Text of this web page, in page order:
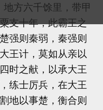
方六千馀里，带甲
支十年，此霸王之
强则秦弱，秦强则
王计，莫如从亲以
时之献，以承大王
练士厉兵，在大王
地以事楚，衡合则